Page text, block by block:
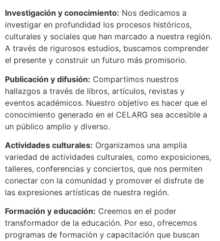
Investigación y conocimiento: Nos dedicamos a
investigar en profundidad los procesos históricos,
culturales y sociales que han marcado a nuestra región.
A través de rigurosos estudios, buscamos comprender
el presente y construir un futuro más promisorio.
Publicación y difusión: Compartimos nuestros
hallazgos a través de libros, artículos, revistas y
eventos académicos. Nuestro objetivo es hacer que el
conocimiento generado en el CELARG sea accesible a
un público amplio y diverso.
Actividades culturales: Organizamos una amplia
variedad de actividades culturales, como exposiciones,
talleres, conferencias y conciertos, que nos permiten
conectar con la comunidad y promover el disfrute de
las expresiones artísticas de nuestra región.
Formación y educación: Creemos en el poder
transformador de la educación. Por eso, ofrecemos
programas de formación y capacitación que buscan